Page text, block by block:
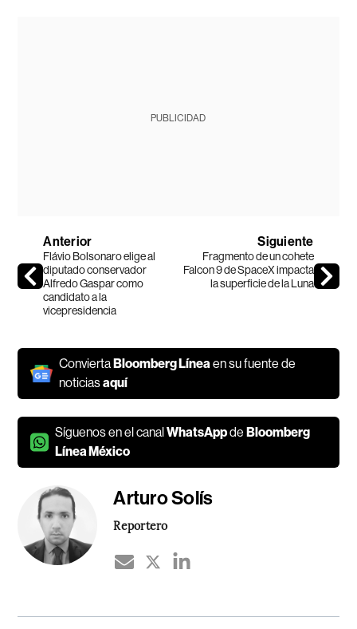
PUBLICIDAD
Anterior
Flávio Bolsonaro elige al
diputado conservador
Alfredo Gaspar como
candidato a la
vicepresidencia
Siguiente
Fragmento de un cohete
Falcon 9 de SpaceX impacta
la superficie de la Luna
ConviertaBloomberg Líneaen su fuente de
noticiasaquí
Síguenos en el canalWhatsAppdeBloomberg
Línea México
Arturo Solís
Reportero